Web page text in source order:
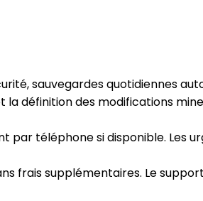
sauvegardes quotidiennes
définition des modifications
téléphone si disponible. Les
frais supplémentaires. Le